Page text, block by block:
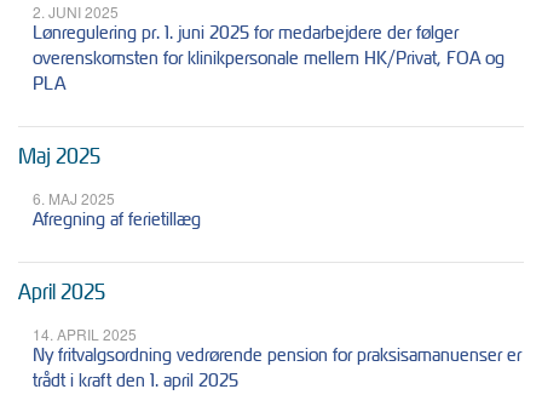
2. JUNI 2025
Lønregulering pr. 1. juni 2025 for medarbejdere der følger
overenskomsten for klinikpersonale mellem HK/Privat, FOA og
PLA
Maj 2025
6. MAJ 2025
Afregning af ferietillæg
April 2025
14. APRIL 2025
Ny fritvalgsordning vedrørende pension for praksisamanuenser er
trådt i kraft den 1. april 2025